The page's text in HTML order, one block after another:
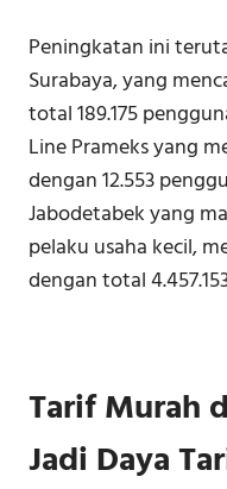
Peningkatan ini
Surabaya, yang
total 189.175
Line Prameks yang
dengan 12.553
Jabodetabek yang
pelaku usaha kecil,
dengan total
Tarif Murah
Jadi Daya